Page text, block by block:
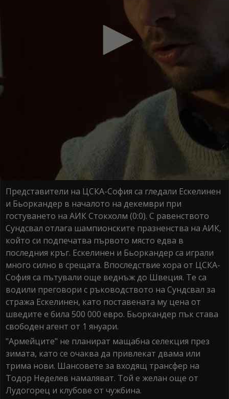
Представители на ЦСКА-София са гледали Ескелинен
и Бьоркандер в началото на декември при
гостуването на АИК Стокхолм (0:0). С равенството
Сундсвал отлага шампионските празненства на АИК,
който си подпечатва първото място едва в
последния кръг. Ескелинен и Бьоркандер са играли
много силно в срещата. Впоследствие хора от ЦСКА-
София са пътували още веднъж до Швеция. Те са
водили преговори с ръководството на Сундсвал за
стража Ескелинен, като поставената му цена от
шведите е била 500 000 евро. Бьоркандер пък става
свободен агент от 1 януари.
"Армейците" не планират мащабна селекция през
зимата, като се очаква да привлекат двама или
трима нови. Шансовете за входящ трансфер на
Тодор Неделев намаляват. Той е желан още от
Лудогорец и клубове от чужбина.